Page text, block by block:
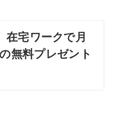
在宅ワークで月
無料プレゼント